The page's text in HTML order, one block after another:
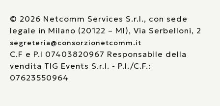
© 2026 Netcomm Services S.r.l., con sede
legale in Milano (20122 – MI), Via Serbelloni, 2
segreteria@consorzionetcomm.it
C.F e P.I 07403820967 Responsabile della
vendita TIG Events S.r.l. - P.I./C.F.:
07623550964